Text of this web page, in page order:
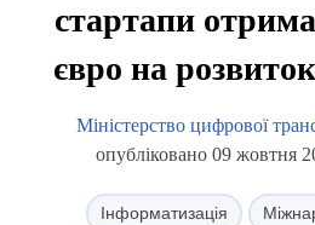
стартапи
євро на
Міністерство цифрової
опубліковано 09 жовтня
Інформатизація